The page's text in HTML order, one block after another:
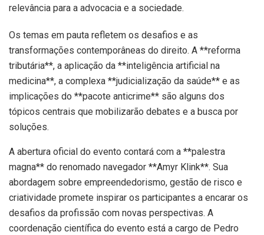
relevância para a advocacia e a sociedade.
Os temas em pauta refletem os desafios e as
transformações contemporâneas do direito. A **reforma
tributária**, a aplicação da **inteligência artificial na
medicina**, a complexa **judicialização da saúde** e as
implicações do **pacote anticrime** são alguns dos
tópicos centrais que mobilizarão debates e a busca por
soluções.
A abertura oficial do evento contará com a **palestra
magna** do renomado navegador **Amyr Klink**. Sua
abordagem sobre empreendedorismo, gestão de risco e
criatividade promete inspirar os participantes a encarar os
desafios da profissão com novas perspectivas. A
coordenação científica do evento está a cargo de Pedro